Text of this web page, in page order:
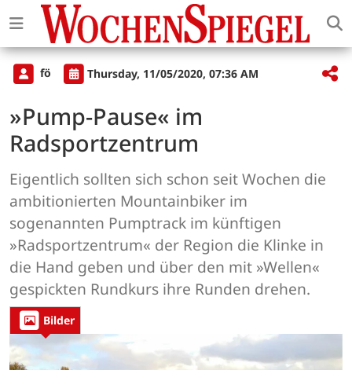
fö Thursday, 11/05/2020, 07:36 AM
»Pump-Pause« im
Radsportzentrum
Eigentlich sollten sich schon seit Wochen die
ambitionierten Mountainbiker im
sogenannten Pumptrack im künftigen
»Radsportzentrum« der Region die Klinke in
die Hand geben und über den mit »Wellen«
gespickten Rundkurs ihre Runden drehen.
Bilder